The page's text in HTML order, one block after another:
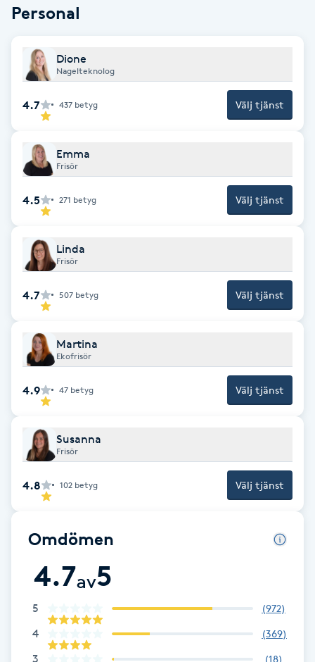
Fransk manikyr
Fransrengöring
Frekvensterapi
Friskvård
Friskvårdsmassage
Frisör
Funktionsanalys
Färgning
Föning
G
Gel naglar
Gelenaglar
Gellack
Gellack med förstärkning
Gravidmassage
Gravidyoga
Personal
Dione
Nagelteknolog
4.7 437 betyg Välj tjänst
Emma
Frisör
4.5 271 betyg Välj tjänst
Linda
Frisör
4.7 507 betyg Välj tjänst
Martina
Ekofrisör
4.9 47 betyg Välj tjänst
Susanna
Frisör
4.8 102 betyg Välj tjänst
Omdömen
4.7av5
5 (972)
4 (369)
3 (18)